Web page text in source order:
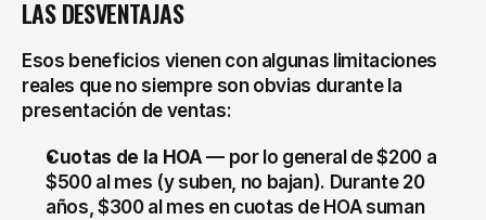
LAS DESVENTAJAS
Esos beneficios vienen con algunas limitaciones
reales que no siempre son obvias durante la
presentación de ventas:
Cuotas de la HOA — por lo general de $200 a
$500 al mes (y suben, no bajan). Durante 20
años, $300 al mes en cuotas de HOA suman